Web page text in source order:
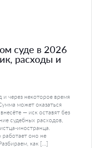
суде в 2026
расходы и
и через некоторое время
может оказаться
— иск оставят без
судебных расходов,
иностранца.
оно не
как […]